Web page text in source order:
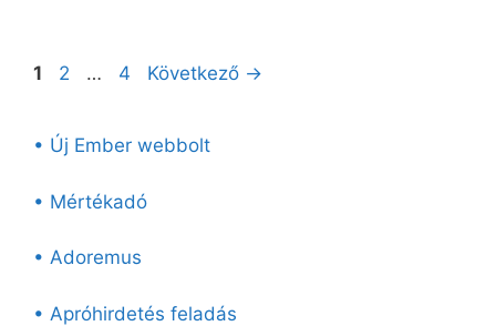
Oldal
1 Oldal
2 … Oldal
4 Következő →
• Új Ember webbolt
• Mértékadó
• Adoremus
• Apróhirdetés feladás